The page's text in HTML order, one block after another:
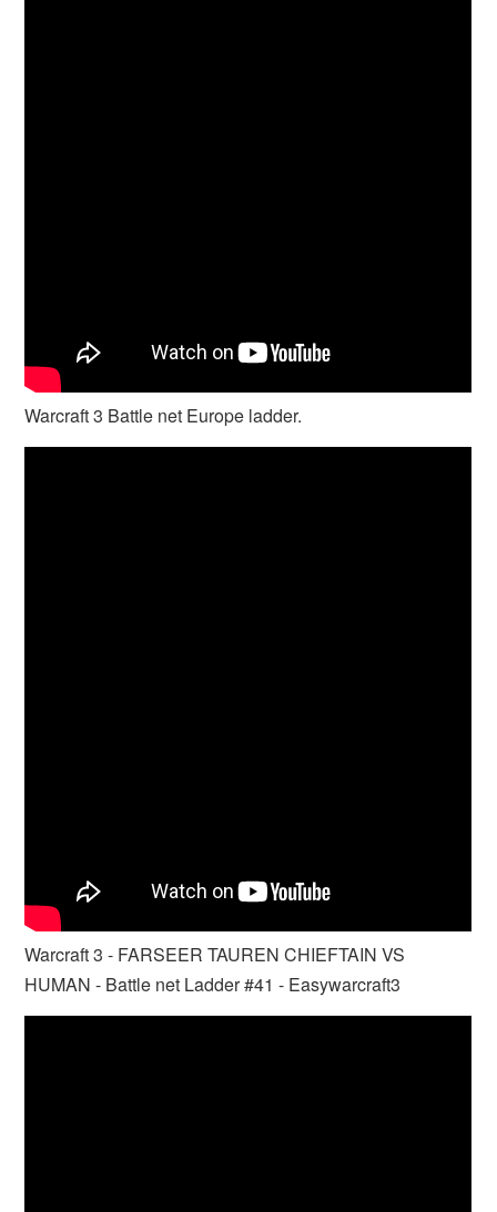
Warcraft 3 Battle net Europe ladder.
Warcraft 3 - FARSEER TAUREN CHIEFTAIN VS
HUMAN - Battle net Ladder #41 - Easywarcraft3